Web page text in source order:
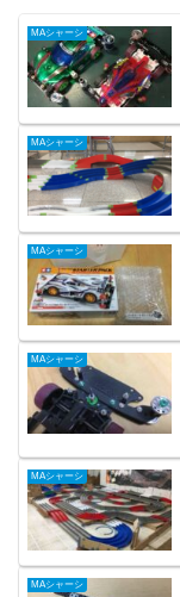
MAシャーシ
MAシャーシ
MAシャーシ
MAシャーシ
MAシャーシ
MAシャーシ